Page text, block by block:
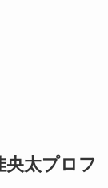
央太プロフ